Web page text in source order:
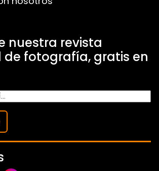
nuestra revista
de fotografía, gratis en